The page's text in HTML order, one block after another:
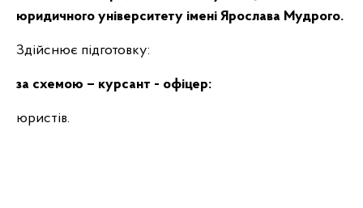
юридичного університету імені Ярослава Мудрого.
Здійснює підготовку:
за схемою – курсант - офіцер:
юристів.